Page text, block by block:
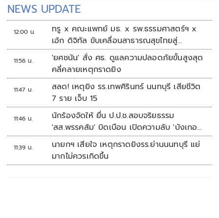
NEWS UPDATE
12:00 น.
ทรู x คณะแพทย์ มธ. x รพ.ธรรมศาสตร์ฯ x
เอ้ก ดิจิทัล ขับเคลื่อนสาธารณสุขไทยสู่
Healthcare AI
11:56 น.
'ยศชนัน' สั่ง ศธ. ดูแลความปลอดภัยขั้นสูงสุด
คลี่คลายเหตุกราดยิง
11:47 น.
สลด! เหตุยิง รร.เทพศิรินทร์ นนทบุรี เสียชีวิต
7 ราย เจ็บ 15
11:46 น.
นักร้องจัดให้ ยื่น ป.ป.ช.สอบจริยธรรม
'สส.พรรคส้ม' บิดเบือน เปิดความลับ 'บังเกอร์
ทหาร'
11:39 น.
นายกฯ เสียใจ เหตุกราดยิงรร.ย่านนนทบุรี แย่
มากไม่ควรเกิดขึ้น